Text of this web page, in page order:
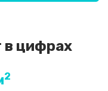
в цифрах
2